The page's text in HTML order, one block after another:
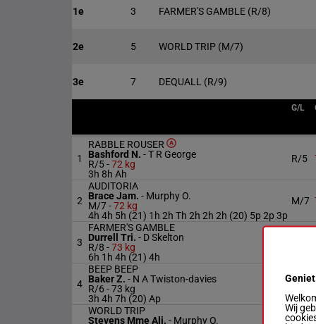
1e 3 FARMER'S GAMBLE (R/8)
2e 5 WORLD TRIP (M/7)
3e 7 DEQUALL (R/9)
G/L
1
RABBLE ROUSER
Bashford N. -T R George
R/5 -72 kg
3h 8h Ah
R/5
2
AUDITORIA
Brace Jam. - Murphy O.
M/7 -72 kg
4h 4h 5h (21) 1h 2h Th 2h 2h 2h (20) 5p 2p 3p
M/7
3
FARMER'S GAMBLE
Durrell Tri. - D Skelton
R/8 -73 kg
6h 1h 4h (21) 4h
4
BEEP BEEP
Baker Z. - N A Twiston-davies
R/6 -73 kg
3h 4h 7h (20) Ap
R/6
WORLD TRIP
Stevens Mme Ali. - Murphy O.
Wij